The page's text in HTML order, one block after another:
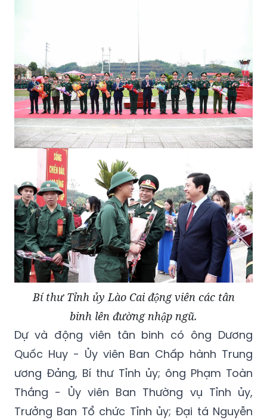
Bí thư Tỉnh ủy Lào Cai động viên các tân
binh lên đường nhập ngũ.
Dự và động viên tân binh có ông Dương
Quốc Huy - Ủy viên Ban Chấp hành Trung
ương Đảng, Bí thư Tỉnh ủy; ông Phạm Toàn
Thắng - Ủy viên Ban Thường vụ Tỉnh ủy,
Trưởng Ban Tổ chức Tỉnh ủy; Đại tá Nguyễn